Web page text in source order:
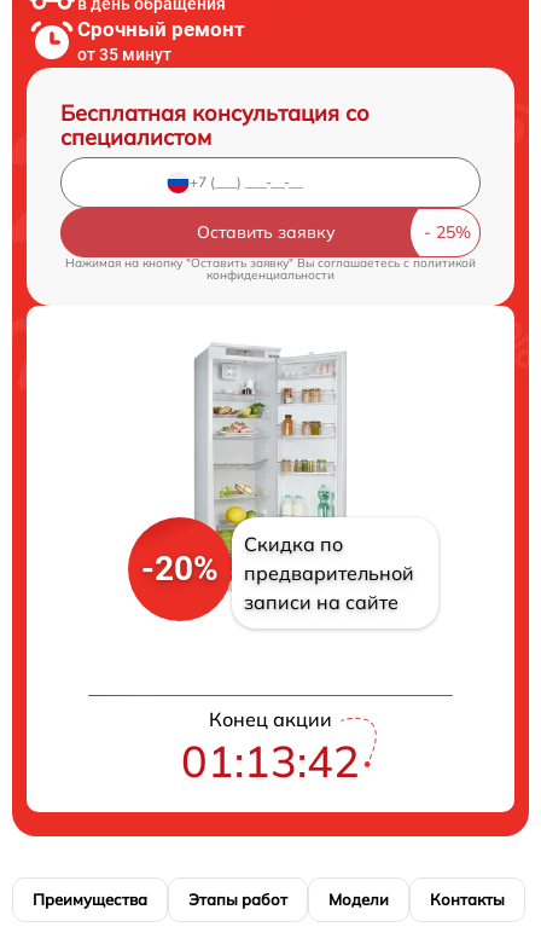
в день обращения
Срочный ремонт
от 35 минут
Бесплатная консультация со
специалистом
Оставить заявку
Нажимая на кнопку "Оставить заявку" Вы соглашаетесь cполитикой
конфиденциальности
-20%
Скидка по
предварительной
записи на сайте
Конец акции
01:13:41
Преимущества Этапы работ Модели Контакты